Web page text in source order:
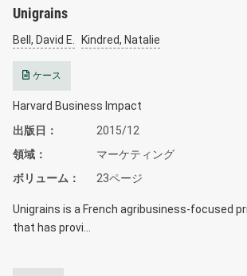
Unigrains
Bell, David E. Kindred, Natalie
ケース
Harvard Business Impact
出版日
2015/12
領域
マーケティング
ボリューム
23ページ
Unigrains is a French agribusiness-focused
that has provi…